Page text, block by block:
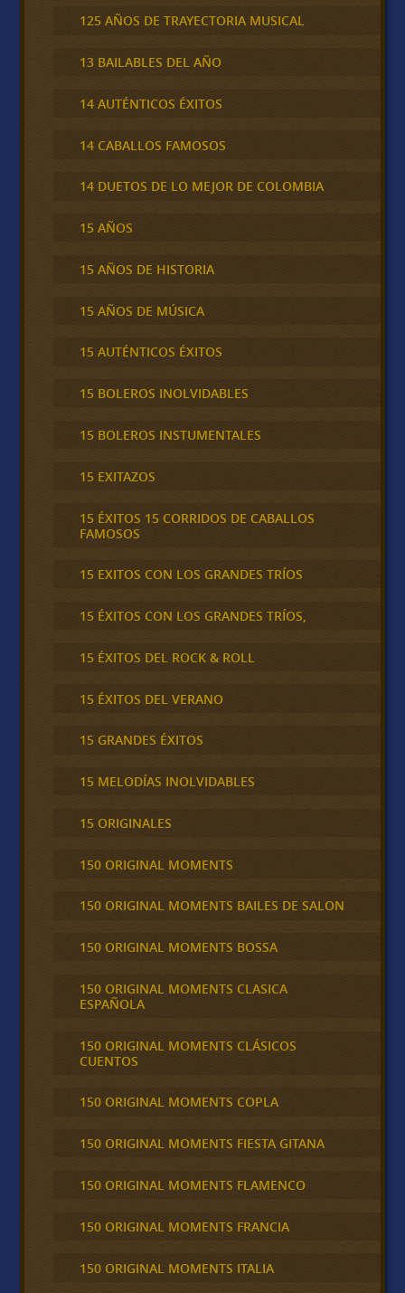
125 AÑOS DE TRAYECTORIA MUSICAL
13 BAILABLES DEL AÑO
14 AUTÉNTICOS ÉXITOS
14 CABALLOS FAMOSOS
14 DUETOS DE LO MEJOR DE COLOMBIA
15 AÑOS
15 AÑOS DE HISTORIA
15 AÑOS DE MÚSICA
15 AUTÉNTICOS ÉXITOS
15 BOLEROS INOLVIDABLES
15 BOLEROS INSTUMENTALES
15 EXITAZOS
15 ÉXITOS 15 CORRIDOS DE CABALLOS
FAMOSOS
15 EXITOS CON LOS GRANDES TRÍOS
15 ÉXITOS CON LOS GRANDES TRÍOS,
15 ÉXITOS DEL ROCK & ROLL
15 ÉXITOS DEL VERANO
15 GRANDES ÉXITOS
15 MELODÍAS INOLVIDABLES
15 ORIGINALES
150 ORIGINAL MOMENTS
150 ORIGINAL MOMENTS BAILES DE SALON
150 ORIGINAL MOMENTS BOSSA
150 ORIGINAL MOMENTS CLASICA
ESPAÑOLA
150 ORIGINAL MOMENTS CLÁSICOS
CUENTOS
150 ORIGINAL MOMENTS COPLA
150 ORIGINAL MOMENTS FIESTA GITANA
150 ORIGINAL MOMENTS FLAMENCO
150 ORIGINAL MOMENTS FRANCIA
150 ORIGINAL MOMENTS ITALIA